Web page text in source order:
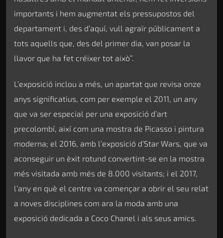
importants i hem augmentat els pressupostos del
departament i, des d’aquí, vull agraïr públicament a
tots aquells que, des del primer dia, van posar la
llavor que ha fet créixer tot això”.
L’exposició inclou a més, un apartat que revisa onze
anys significatius, com per exemple el 2011, un any
que va ser especial per una exposició d’art
precolombí, així com una mostra de Picasso i pintura
moderna; el 2016, amb l’exposició d’Star Wars, que va
aconseguir un èxit rotund convertint-se en la mostra
més visitada amb més de 8.000 visitants; i el 2017,
l’any en què el centre va començar a obrir el seu relat
a noves disciplines com ara la moda amb una
exposició dedicada a Coco Chanel i als seus amics.